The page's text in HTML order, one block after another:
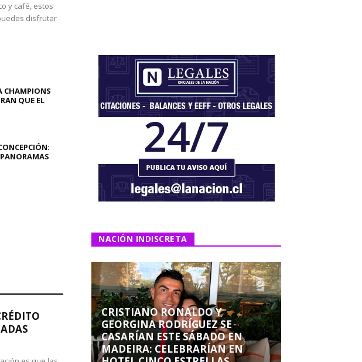
y café, estos
disfrutar
CHAMPIONS
QUE EL
NACIÓN INDISCRETA
CRISTIANO RONALDO Y
GEORGINA RODRÍGUEZ SE
CASARÍAN ESTE SÁBADO EN
MADEIRA: CELEBRARÍAN EN